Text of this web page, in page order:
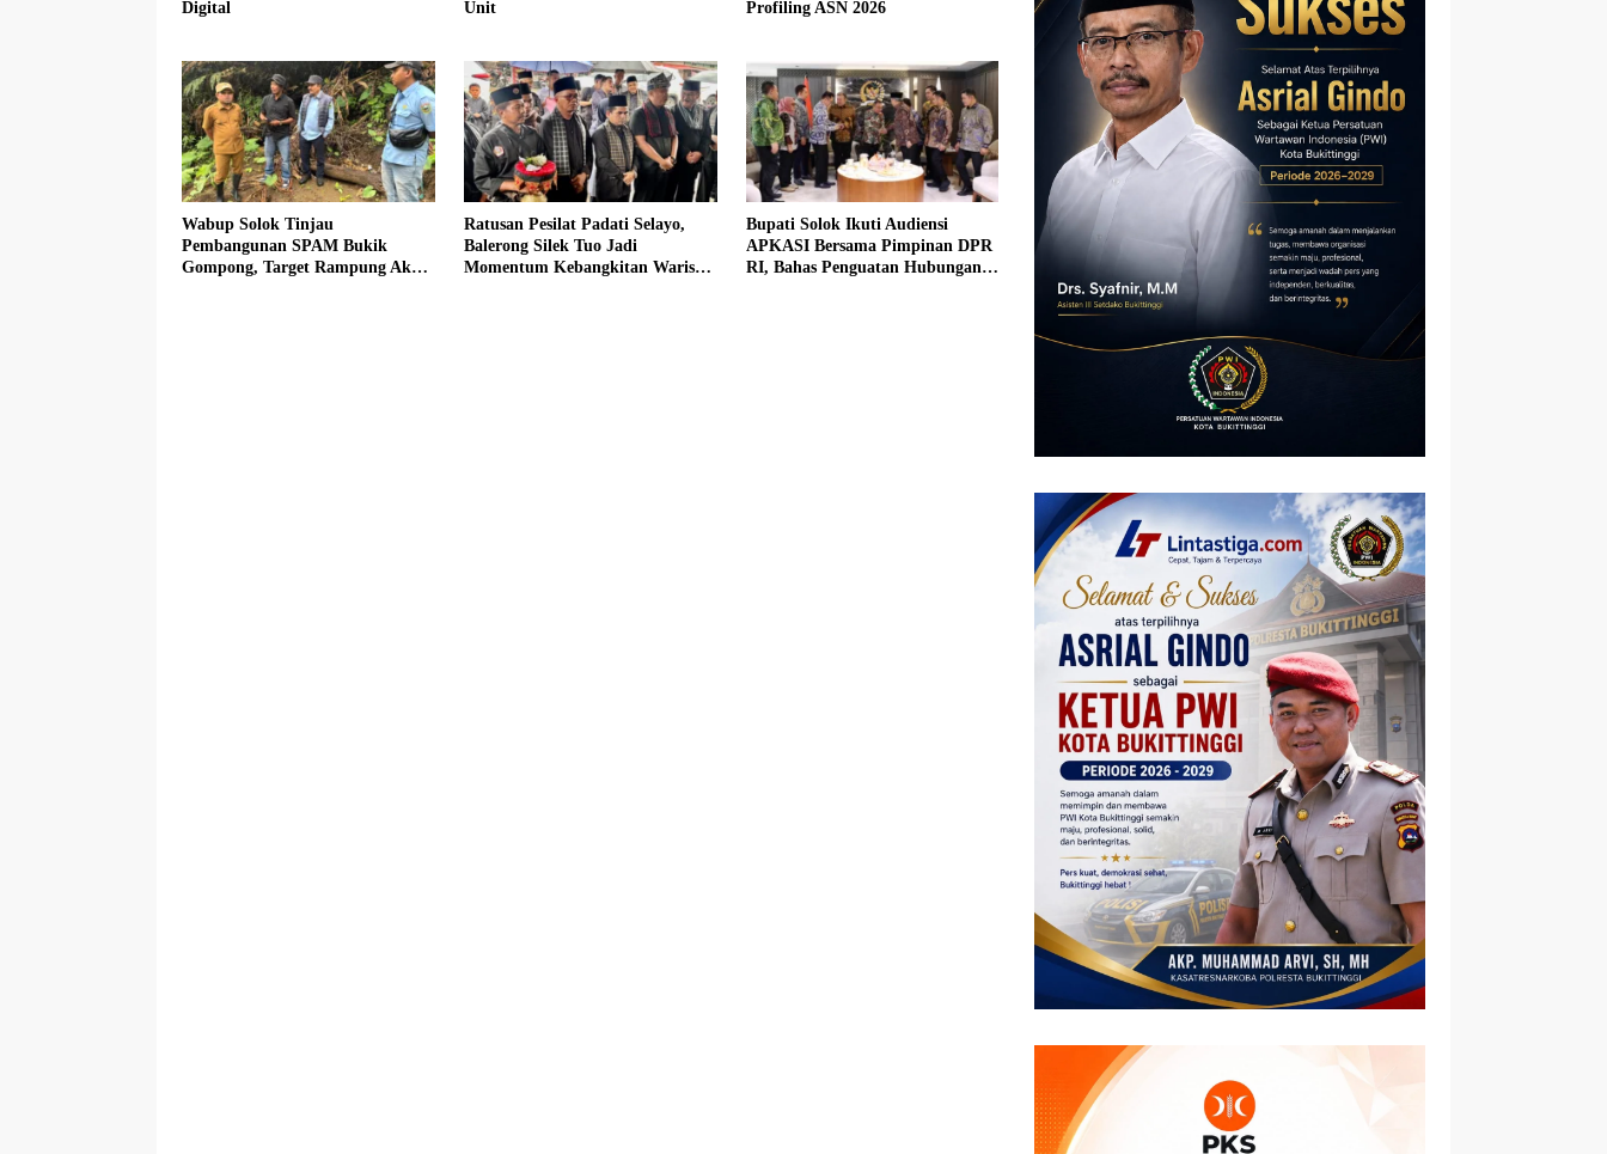
Digital
Unit
Profiling ASN 2026
Wabup Solok Tinjau
Pembangunan SPAM Bukik
Gompong, Target Rampung Akhir
Ratusan Pesilat Padati Selayo,
Balerong Silek Tuo Jadi
Momentum Kebangkitan Warisan
Bupati Solok Ikuti Audiensi
APKASI Bersama Pimpinan DPR
RI, Bahas Penguatan Hubungan